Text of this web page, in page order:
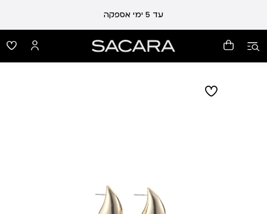
עד 5 ימי אספקה